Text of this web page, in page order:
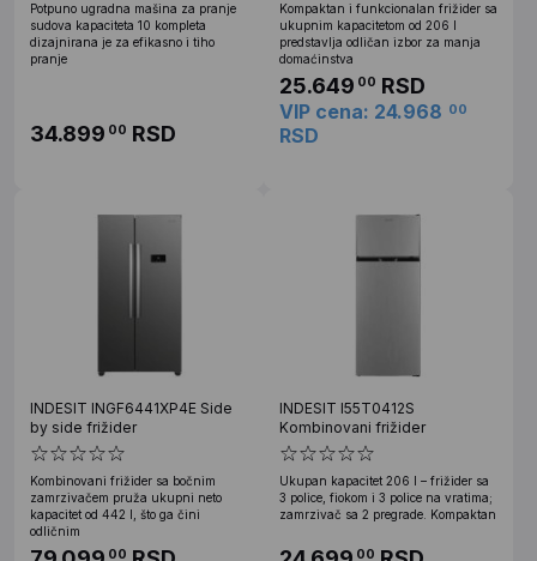
Potpuno ugradna mašina za pranje
sudova kapaciteta 10 kompleta
dizajnirana je za efikasno i tiho
pranje
34.899 00 RSD
Kompaktan i funkcionalan frižider sa
ukupnim kapacitetom od 206 l
predstavlja odličan izbor za manja
domaćinstva
25.649 00 RSD
VIP cena: 24.968 00
RSD
INDESIT INGF6441XP4E Side
by side frižider
Kombinovani frižider sa bočnim
zamrzivačem pruža ukupni neto
kapacitet od 442 l, što ga čini
odličnim
00
INDESIT I55T0412S
Kombinovani frižider
Ukupan kapacitet 206 l – frižider sa
3 police, fiokom i 3 police na vratima;
zamrzivač sa 2 pregrade. Kompaktan
00